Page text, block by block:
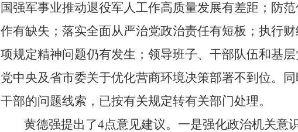
国强军事业推动退役军人工作高质量发展有差距 ； 防
作有缺失 ； 落实全面从严治党政治责任有短板 ； 执行
项规定精神问题仍有发生 ； 领导班子、干部队伍和基
党中央及省市委关于优化营商环境决策部署不到位。
干部的问题线索，已按有关规定转有关部门处理。
黄德强提出了4点意见建议。一是强化政治机关意